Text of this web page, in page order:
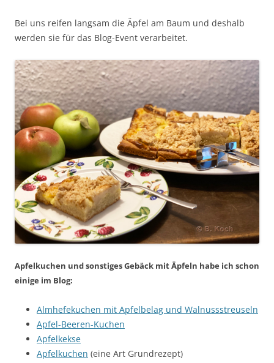
Bei uns reifen langsam die Äpfel am Baum und deshalb
werden sie für das Blog-Event verarbeitet.
Apfelkuchen und sonstiges Gebäck mit Äpfeln habe ich schon
einige im Blog:
Almhefekuchen mit Apfelbelag und Walnussstreuseln
Apfel-Beeren-Kuchen
Apfelkekse
Apfelkuchen (eine Art Grundrezept)